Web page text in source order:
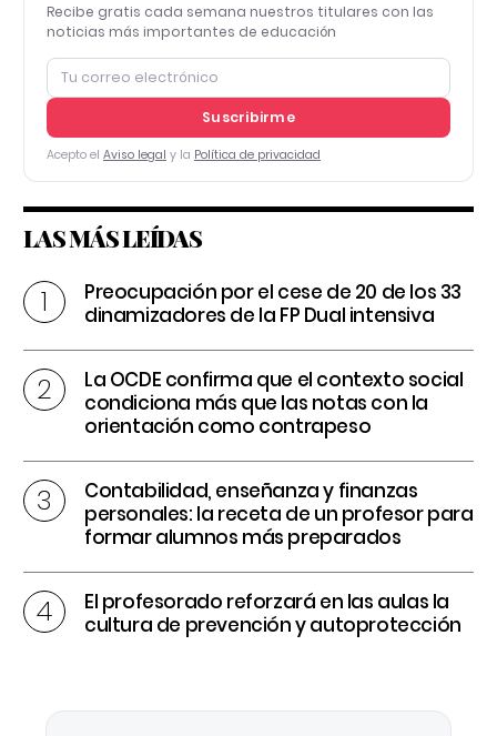
Recibe gratis cada semana nuestros titulares con las
noticias más importantes de educación
Suscribirme
Acepto el Aviso legal y la Política de privacidad
LAS MÁS LEÍDAS
Preocupación por el cese de 20 de los 33
dinamizadores de la FP Dual intensiva
La OCDE confirma que el contexto social
condiciona más que las notas con la
orientación como contrapeso
Contabilidad, enseñanza y finanzas
personales: la receta de un profesor para
formar alumnos más preparados
El profesorado reforzará en las aulas la
cultura de prevención y autoprotección